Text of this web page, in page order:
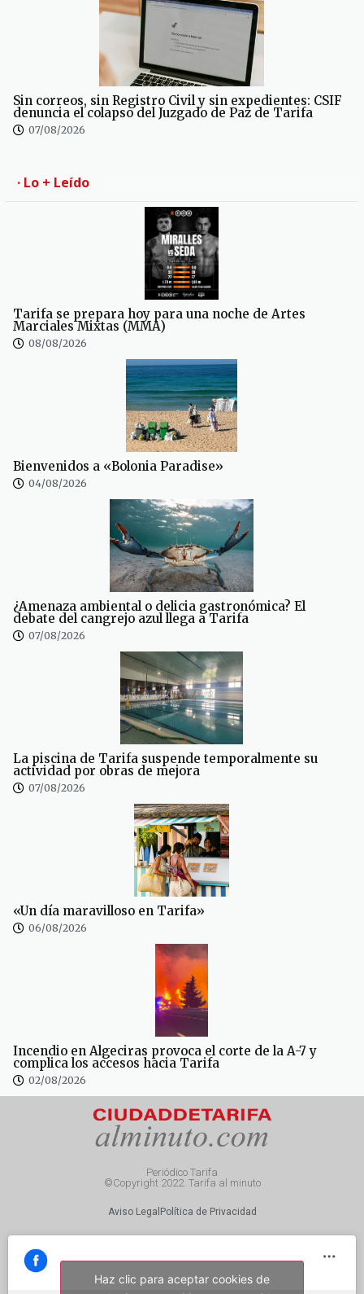
Sin correos, sin Registro Civil y sin expedientes: CSIF
denuncia el colapso del Juzgado de Paz de Tarifa
07/08/2026
· Lo + Leído
Tarifa se prepara hoy para una noche de Artes
Marciales Mixtas (MMA)
08/08/2026
Bienvenidos a «Bolonia Paradise»
04/08/2026
¿Amenaza ambiental o delicia gastronómica? El
debate del cangrejo azul llega a Tarifa
07/08/2026
La piscina de Tarifa suspende temporalmente su
actividad por obras de mejora
07/08/2026
«Un día maravilloso en Tarifa»
06/08/2026
Incendio en Algeciras provoca el corte de la A-7 y
complica los accesos hacia Tarifa
02/08/2026
Periódico Tarifa
©Copyright 2022. Tarifa al minuto
Aviso Legal Política de Privacidad
Haz clic para aceptar cookies de